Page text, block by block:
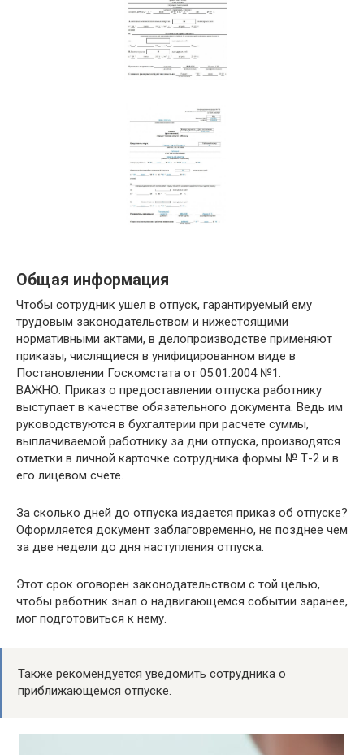
Общая информация
Чтобы сотрудник ушел в отпуск, гарантируемый ему
трудовым законодательством и нижестоящими
нормативными актами, в делопроизводстве применяют
приказы, числящиеся в унифицированном виде в
Постановлении Госкомстата от 05.01.2004 №1.
ВАЖНО. Приказ о предоставлении отпуска работнику
выступает в качестве обязательного документа. Ведь им
руководствуются в бухгалтерии при расчете суммы,
выплачиваемой работнику за дни отпуска, производятся
отметки в личной карточке сотрудника формы № Т-2 и в
его лицевом счете.
За сколько дней до отпуска издается приказ об отпуске?
Оформляется документ заблаговременно, не позднее чем
за две недели до дня наступления отпуска.
Этот срок оговорен законодательством с той целью,
чтобы работник знал о надвигающемся событии заранее,
мог подготовиться к нему.
Также рекомендуется уведомить сотрудника о
приближающемся отпуске.